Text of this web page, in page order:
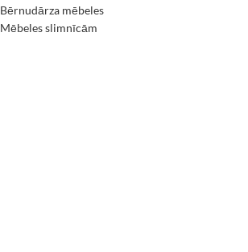
Bērnudārza mēbeles
Mēbeles slimnīcām